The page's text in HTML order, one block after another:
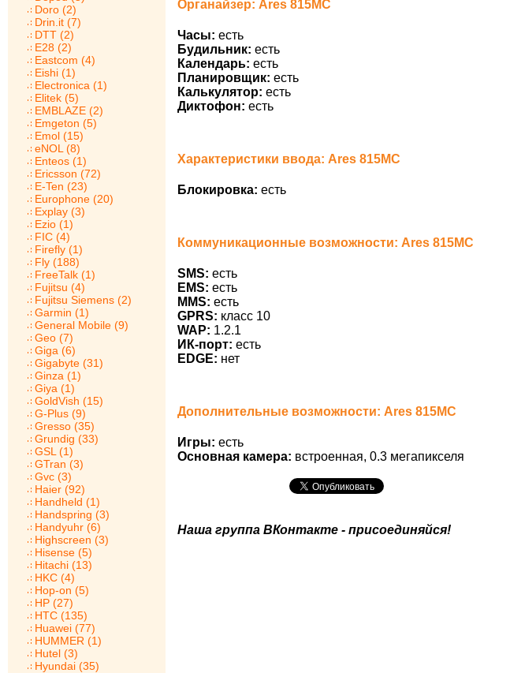
Doro (2)
Drin.it (7)
DTT (2)
E28 (2)
Eastcom (4)
Eishi (1)
Electronica (1)
Elitek (5)
EMBLAZE (2)
Emgeton (5)
Emol (15)
eNOL (8)
Enteos (1)
Ericsson (72)
E-Ten (23)
Europhone (20)
Explay (3)
Ezio (1)
FIC (4)
Firefly (1)
Fly (188)
FreeTalk (1)
Fujitsu (4)
Fujitsu Siemens (2)
Garmin (1)
General Mobile (9)
Geo (7)
Giga (6)
Gigabyte (31)
Ginza (1)
Giya (1)
GoldVish (15)
G-Plus (9)
Gresso (35)
Grundig (33)
GSL (1)
GTran (3)
Gvc (3)
Haier (92)
Handheld (1)
Handspring (3)
Handyuhr (6)
Highscreen (3)
Hisense (5)
Hitachi (13)
HKC (4)
Hop-on (5)
HP (27)
HTC (135)
Huawei (77)
HUMMER (1)
Hutel (3)
Hyundai (35)
Органайзер: Ares 815MC
Часы: есть
Будильник: есть
Календарь: есть
Планировщик: есть
Калькулятор: есть
Диктофон: есть
Характеристики ввода: Ares 815MC
Блокировка: есть
Коммуникационные возможности: Ares 815MC
SMS: есть
EMS: есть
MMS: есть
GPRS: класс 10
WAP: 1.2.1
ИК-порт: есть
EDGE: нет
Дополнительные возможности: Ares 815MC
Игры: есть
Основная камера: встроенная, 0.3 мегапикселя
Наша группа ВКонтакте - присоединяйся!